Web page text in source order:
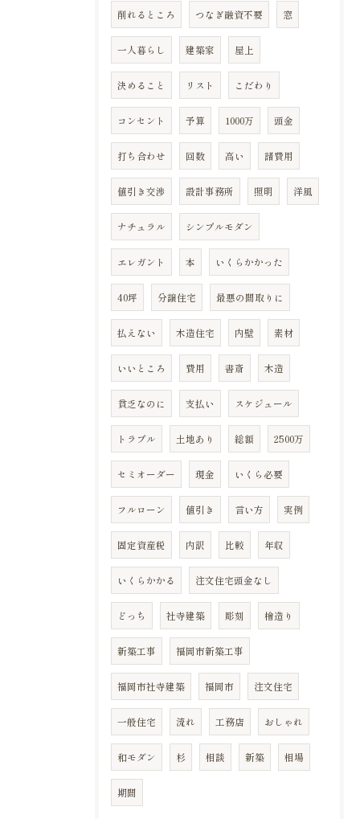
削れるところ つなぎ融資不要 窓
一人暮らし 建築家 屋上
決めること リスト こだわり
コンセント 予算 1000万 頭金
打ち合わせ 回数 高い 諸費用
値引き交渉 設計事務所 照明 洋風
ナチュラル シンプルモダン
エレガント 本 いくらかかった
40坪 分譲住宅 最悪の間取りに
払えない 木造住宅 内壁 素材
いいところ 費用 書斎 木造
貧乏なのに 支払い スケジュール
トラブル 土地あり 総額 2500万
セミオーダー 現金 いくら必要
フルローン 値引き 言い方 実例
固定資産税 内訳 比較 年収
いくらかかる 注文住宅頭金なし
どっち 社寺建築 彫刻 檜造り
新築工事 福岡市新築工事
福岡市社寺建築 福岡市 注文住宅
一般住宅 流れ 工務店 おしゃれ
和モダン 杉 相談 新築 相場
期間